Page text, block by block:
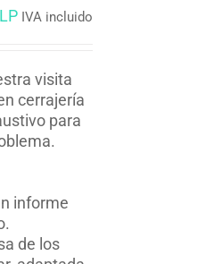
IVA incluido
visita
cerrajería
para
informe
de los